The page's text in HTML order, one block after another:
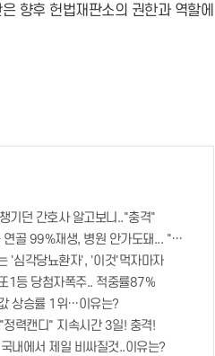
향후 헌법재판소의 권한과 역할에
기던 간호사 알고보니.."충격"
골 99%재생, 병원 안가도돼... "충격"
'심각당뇨환자', '이것'먹자마자
1등 당첨자폭주.. 적중률87%
상승률 1위…이유는?
정력캔디" 지속시간 3일! 충격!
내에서 제일 비싸질것..이유는?